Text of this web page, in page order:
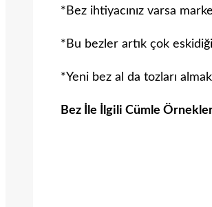
*Bez ihtiyacınız varsa
*Bu bezler artık çok
*Yeni bez al da tozları
Bez İle İlgili Cümle